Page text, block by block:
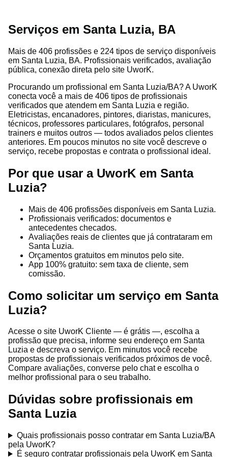
Serviços em Santa Luzia, BA
Mais de 406 profissões e 224 tipos de serviço disponíveis
em Santa Luzia, BA. Profissionais verificados, avaliação
pública, conexão direta pelo site UworK.
Procurando um profissional em Santa Luzia/BA? A UworK
conecta você a mais de 406 tipos de profissionais
verificados que atendem em Santa Luzia e região.
Eletricistas, encanadores, pintores, diaristas, manicures,
técnicos, professores particulares, fotógrafos, personal
trainers e muitos outros — todos avaliados pelos clientes
anteriores. Em poucos minutos no site você descreve o
serviço, recebe propostas e contrata o profissional ideal.
Por que usar a UworK em Santa
Luzia?
Mais de 406 profissões disponíveis em Santa Luzia.
Profissionais verificados: documentos e
antecedentes checados.
Avaliações reais de clientes que já contrataram em
Santa Luzia.
Orçamentos gratuitos em minutos pelo site.
App 100% gratuito: sem taxa de cliente, sem
comissão.
Como solicitar um serviço em Santa
Luzia?
Acesse o site UworK Cliente — é grátis —, escolha a
profissão que precisa, informe seu endereço em Santa
Luzia e descreva o serviço. Em minutos você recebe
propostas de profissionais verificados próximos de você.
Compare avaliações, converse pelo chat e escolha o
melhor profissional para o seu trabalho.
Dúvidas sobre profissionais em
Santa Luzia
Quais profissionais posso contratar em Santa Luzia/BA
pela UworK?
É seguro contratar profissionais pela UworK em Santa